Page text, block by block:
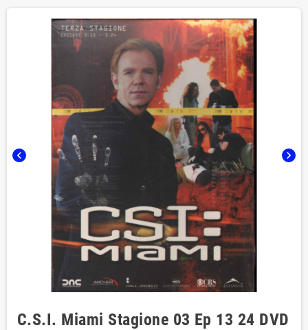
chevron_left chevron_right
C.S.I. Miami Stagione 03 Ep 13 24 DVD